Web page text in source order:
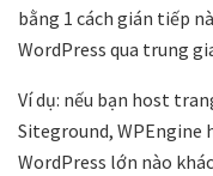
bằng 1 cách gián tiếp
WordPress qua trung
Ví dụ: nếu bạn host
Siteground, WPEngine
WordPress lớn nào